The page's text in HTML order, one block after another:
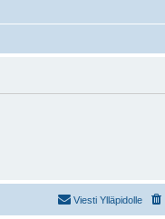
Viesti Ylläpidolle